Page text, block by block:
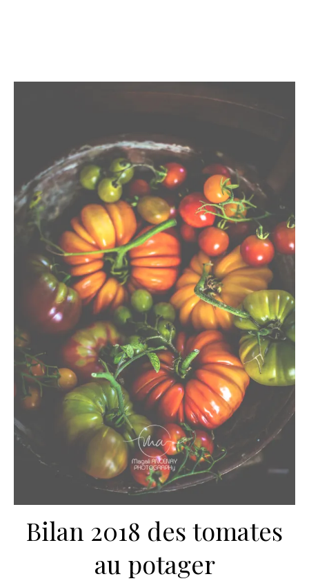
Bilan 2018 des tomates
au potager